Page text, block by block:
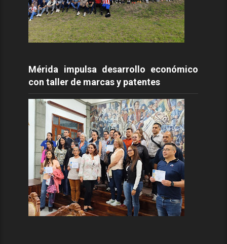
Mérida impulsa desarrollo económico
con taller de marcas y patentes